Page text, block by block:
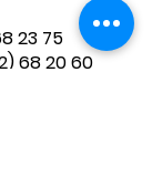
23 75
68 20 60